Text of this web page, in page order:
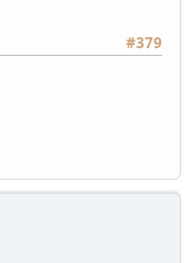
#379